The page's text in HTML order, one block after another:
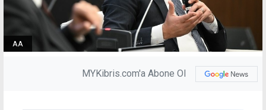
AA
MYKibris.com'a Abone Ol